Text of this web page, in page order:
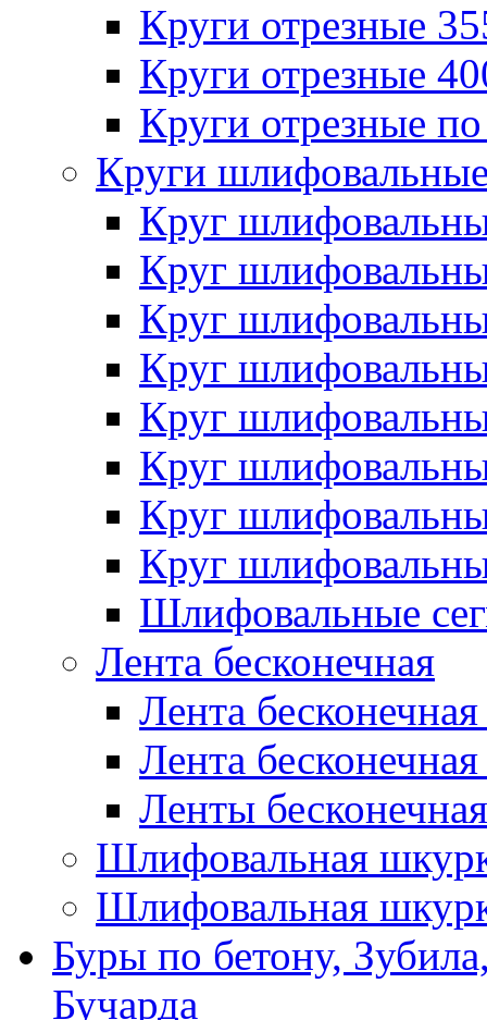
Круги отрезные
Круги отрезные
Круги отрезные
Круги
Круг
Круг
Круг
Круг
Круг
Круг
Круг
Круг
Шлифовальные
Лента бесконечная
Лента
Лента
Ленты
Шлифовальная
Шлифовальная
Буры по бетону,
Бучарда